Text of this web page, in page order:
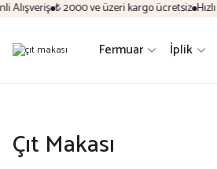
Alışveriş ₺ 2000 ve üzeri kargo ücretsiz Hızlı
Fermuar İplik
Çıt Makası